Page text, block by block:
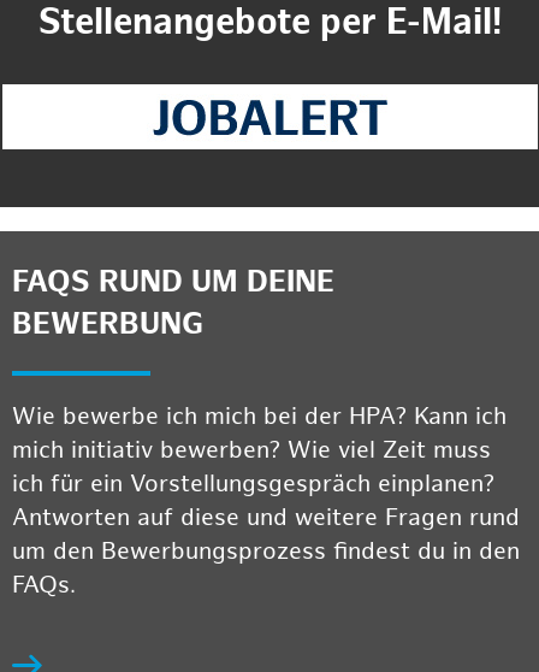
Stellenangebote per E-Mail!
FAQS RUND UM DEINE
BEWERBUNG
Wie bewerbe ich mich bei der HPA? Kann ich
mich initiativ bewerben? Wie viel Zeit muss
ich für ein Vorstellungsgespräch einplanen?
Antworten auf diese und weitere Fragen rund
um den Bewerbungsprozess findest du in den
FAQs.